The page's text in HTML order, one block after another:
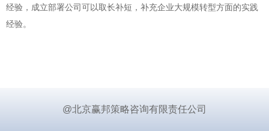
经验，成立部署公司可以取长补短，补充企业大规模转型方面的实践
经验。
@北京赢邦策略咨询有限责任公司